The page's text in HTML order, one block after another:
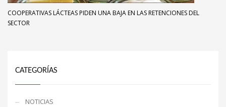
COOPERATIVAS LÁCTEAS PIDEN UNA BAJA EN LAS RETENCIONES DEL
SECTOR
CATEGORÍAS
NOTICIAS